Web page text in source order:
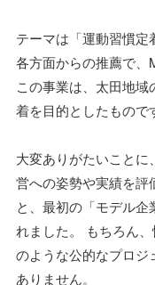
テーマは「運動習慣定
各方面からの推薦で、
この事業は、太田地
着を目的としたもので
大変ありがたいこと
営への姿勢や実績を評
と、最初の「モデル
れました。 もちろん
のような公的なプロジ
ありません。